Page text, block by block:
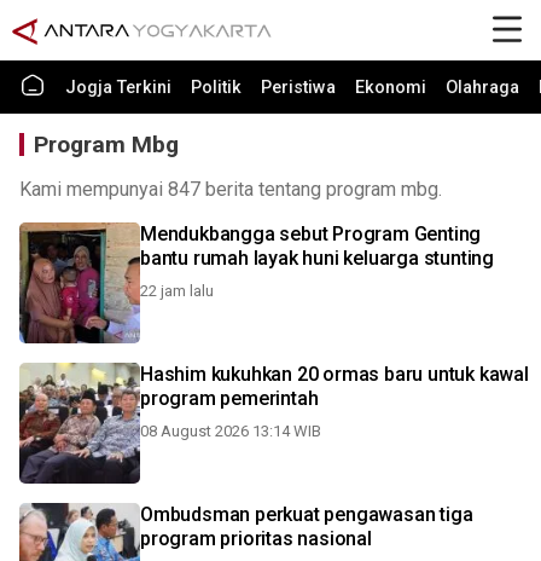
Jogja Terkini Politik Peristiwa Ekonomi Olahraga
Program Mbg
Kami mempunyai 847 berita tentang program mbg.
Mendukbangga sebut Program Genting
bantu rumah layak huni keluarga stunting
22 jam lalu
Hashim kukuhkan 20 ormas baru untuk kawal
program pemerintah
08 August 2026 13:14 WIB
Ombudsman perkuat pengawasan tiga
program prioritas nasional